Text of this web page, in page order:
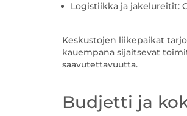
Logistiikka ja jakelureitit:
Keskustojen liikepaikat
kauempana sijaitsevat
saavutettavuutta.
Budjetti ja